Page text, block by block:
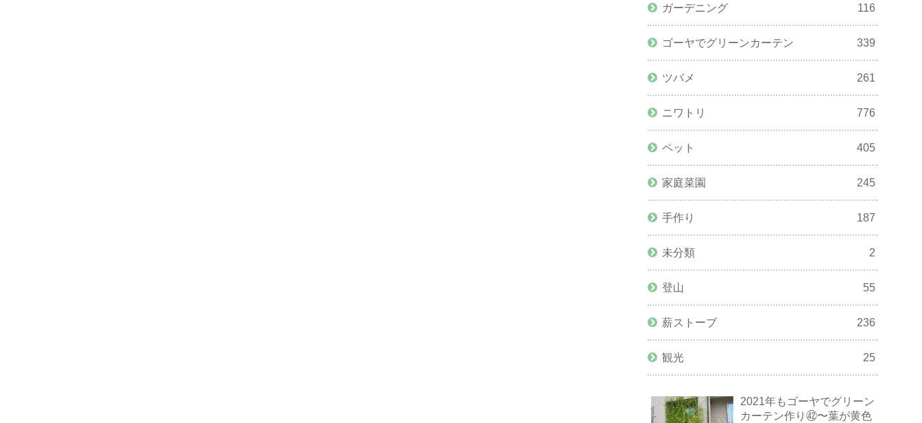
ガーデニング 116
ゴーヤでグリーンカーテン 339
ツバメ 261
ニワトリ 776
ペット 405
家庭菜園 245
手作り 187
未分類 2
登山 55
薪ストーブ 236
観光 25
2021年もゴーヤでグリーン
カーテン作り㊷〜葉が黄色